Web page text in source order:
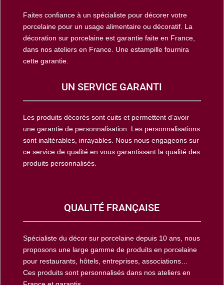
Faites confiance à un spécialiste pour décorer votre
porcelaine pour un usage alimentaire ou décoratif. La
décoration sur porcelaine est garantie faite en France,
dans nos ateliers en France. Une estampille fournira
cette garantie.
UN SERVICE GARANTI
Les produits décorés sont cuits et permettent d’avoir
une garantie de personnalisation. Les personnalisations
sont inaltérables, inrayables. Nous nous engageons sur
ce service de qualité en vous garantissant la qualité des
produits personnalisés.
QUALITÉ FRANÇAISE
Spécialiste du décor sur porcelaine depuis 10 ans, nous
proposons une large gamme de produits en porcelaine
pour restaurants, hôtels, entreprises, associations…
Ces produits sont personnalisés dans nos ateliers en